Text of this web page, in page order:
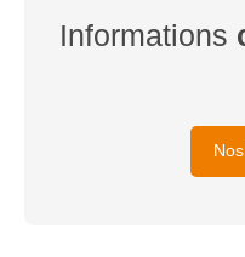
Informations